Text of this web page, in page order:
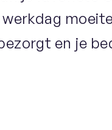
en je